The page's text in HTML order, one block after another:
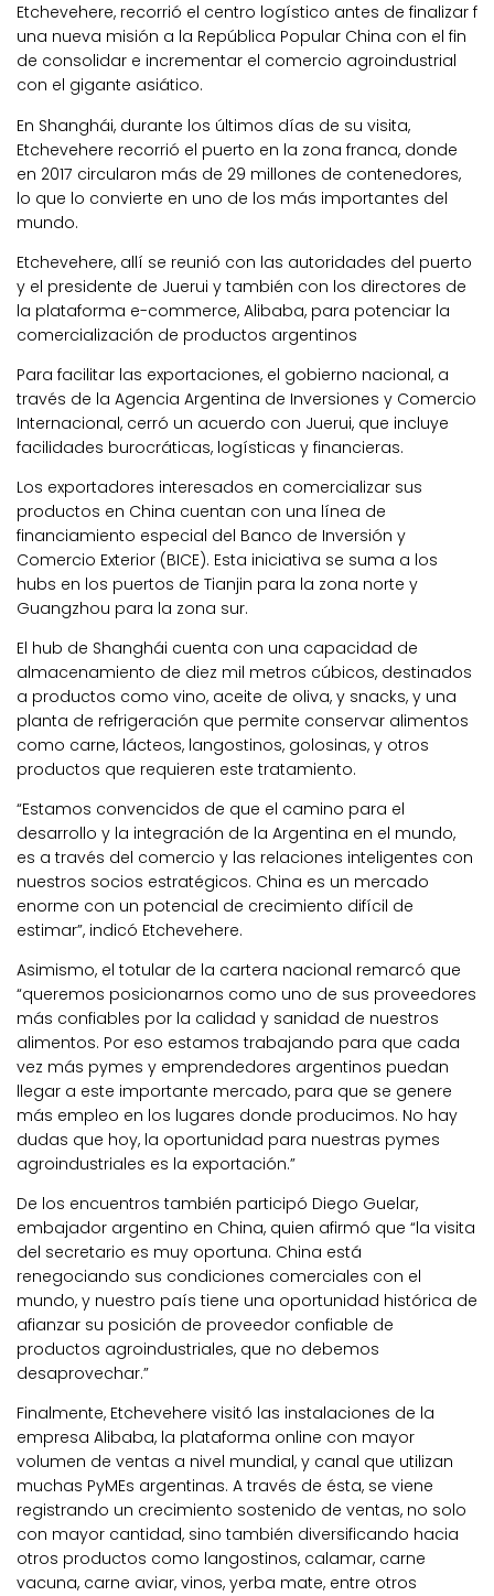
Etchevehere, recorrió el centro logístico antes de finalizar f
una nueva misión a la República Popular China con el fin
de consolidar e incrementar el comercio agroindustrial
con el gigante asiático.
En Shanghái, durante los últimos días de su visita,
Etchevehere recorrió el puerto en la zona franca, donde
en 2017 circularon más de 29 millones de contenedores,
lo que lo convierte en uno de los más importantes del
mundo.
Etchevehere, allí se reunió con las autoridades del puerto
y el presidente de Juerui y también con los directores de
la plataforma e-commerce, Alibaba, para potenciar la
comercialización de productos argentinos
Para facilitar las exportaciones, el gobierno nacional, a
través de la Agencia Argentina de Inversiones y Comercio
Internacional, cerró un acuerdo con Juerui, que incluye
facilidades burocráticas, logísticas y financieras.
Los exportadores interesados en comercializar sus
productos en China cuentan con una línea de
financiamiento especial del Banco de Inversión y
Comercio Exterior (BICE). Esta iniciativa se suma a los
hubs en los puertos de Tianjin para la zona norte y
Guangzhou para la zona sur.
El hub de Shanghái cuenta con una capacidad de
almacenamiento de diez mil metros cúbicos, destinados
a productos como vino, aceite de oliva, y snacks, y una
planta de refrigeración que permite conservar alimentos
como carne, lácteos, langostinos, golosinas, y otros
productos que requieren este tratamiento.
“Estamos convencidos de que el camino para el
desarrollo y la integración de la Argentina en el mundo,
es a través del comercio y las relaciones inteligentes con
nuestros socios estratégicos. China es un mercado
enorme con un potencial de crecimiento difícil de
estimar”, indicó Etchevehere.
Asimismo, el totular de la cartera nacional remarcó que
“queremos posicionarnos como uno de sus proveedores
más confiables por la calidad y sanidad de nuestros
alimentos. Por eso estamos trabajando para que cada
vez más pymes y emprendedores argentinos puedan
llegar a este importante mercado, para que se genere
más empleo en los lugares donde producimos. No hay
dudas que hoy, la oportunidad para nuestras pymes
agroindustriales es la exportación.”
De los encuentros también participó Diego Guelar,
embajador argentino en China, quien afirmó que “la visita
del secretario es muy oportuna. China está
renegociando sus condiciones comerciales con el
mundo, y nuestro país tiene una oportunidad histórica de
afianzar su posición de proveedor confiable de
productos agroindustriales, que no debemos
desaprovechar.”
Finalmente, Etchevehere visitó las instalaciones de la
empresa Alibaba, la plataforma online con mayor
volumen de ventas a nivel mundial, y canal que utilizan
muchas PyMEs argentinas. A través de ésta, se viene
registrando un crecimiento sostenido de ventas, no solo
con mayor cantidad, sino también diversificando hacia
otros productos como langostinos, calamar, carne
vacuna, carne aviar, vinos, yerba mate, entre otros